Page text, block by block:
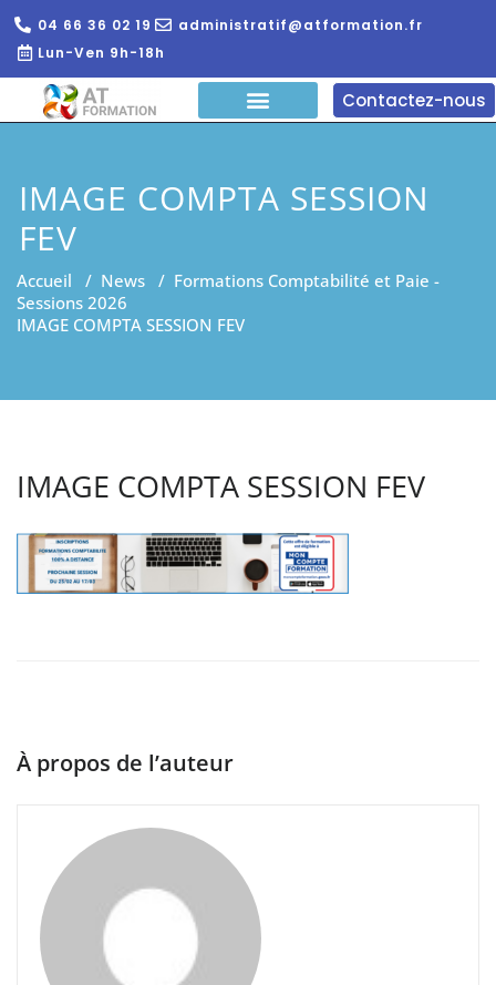
04 66 36 02 19
administratif@atformation.fr
Lun-Ven 9h-18h
Contactez-nous
IMAGE COMPTA SESSION
FEV
Accueil / News / Formations Comptabilité et Paie -
Sessions 2026
IMAGE COMPTA SESSION FEV
IMAGE COMPTA SESSION FEV
À propos de l’auteur